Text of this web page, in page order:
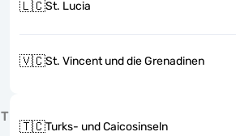
🇱🇨St. Lucia
🇻🇨St. Vincent und die Grenadinen
T
🇹🇨Turks- und Caicosinseln